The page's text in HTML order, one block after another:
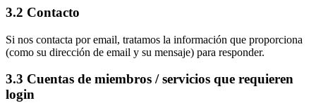
3.2 Contacto
Si nos contacta por email, tratamos la información que proporciona
(como su dirección de email y su mensaje) para responder.
3.3 Cuentas de miembros / servicios que requieren
login